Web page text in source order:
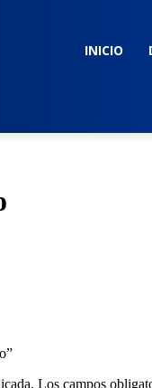
INICIO
Los campos